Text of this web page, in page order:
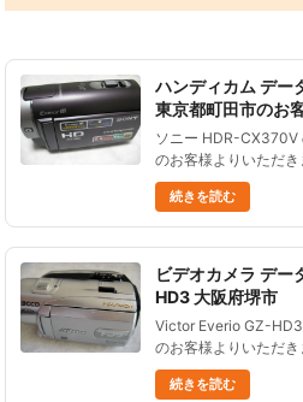
ハンディカム デー
東京都町田市のお
ソニー HDR-CX370V
のお客様よりいただ
すぐの動画を撮影し、
内蔵メモリーの内容
結果 ......
続きを読む
ビデオカメラ デ
HD3 大阪府堺市
Victor Everio GZ-
のお客様よりいただ
メラの全データを削除
でなんとかして復元
続きを読む